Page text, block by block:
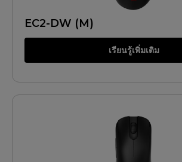
EC2-DW (M)
เรียนรู้เพิ่มเติม